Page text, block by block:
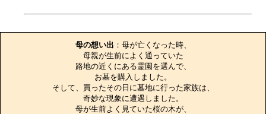
母の想い出 ：母が亡くなった時、
母親が生前によく通っていた
路地の近くにある霊園を選んで、
お墓を購入しました。
そして、買ったその日に墓地に行った家族は、
奇妙な現象に遭遇しました。
母が生前よく見ていた桜の木が、